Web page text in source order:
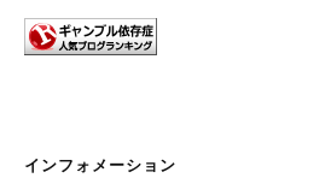
インフォメーション